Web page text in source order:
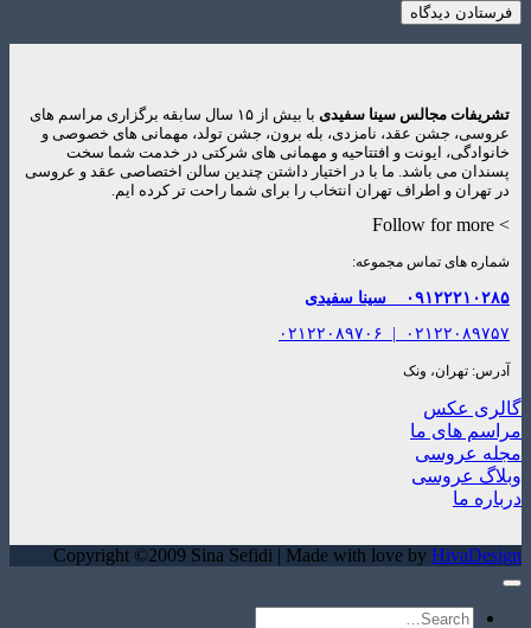
تشریفات مجالس سینا سفیدی
با بیش از ۱۵ سال سابقه برگزاری مراسم های
عروسی، جشن عقد، نامزدی، بله برون، جشن تولد، مهمانی های خصوصی و
خانوادگی، ایونت و افتتاحیه و مهمانی های شرکتی در خدمت شما سخت
پسندان می باشد. ما با در اختیار داشتن چندین سالن اختصاصی عقد و عروسی
در تهران و اطراف تهران انتخاب را برای شما راحت تر کرده ایم.
> Follow for more
شماره های تماس مجموعه:
۰۹۱۲۲۲۱۰۲۸۵ سینا سفیدی
۰۲۱۲۲۰۸۹۷۵۷ ۰۲۱۲۲۰۸۹۷۰۶
آدرس: تهران، ونک
گالری عکس
مراسم های ما
مجله عروسی
وبلاگ عروسی
درباره ما
Copyright ©2009 Sina Sefidi | Made with love by HivaDesign